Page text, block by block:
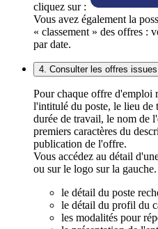
cliquez sur :
Vous avez également la
« classement » des offres :
par date.
4. Consulter les offres
Pour chaque offre d'emploi
l'intitulé du poste, le lieu de
durée de travail, le nom de
premiers caractères du
publication de l'offre.
Vous accédez au détail
ou sur le logo sur la
le détail du poste
le détail du profil du
les modalités pour